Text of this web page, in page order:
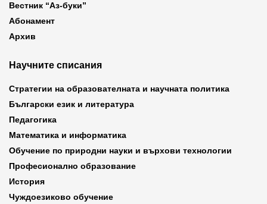
Вестник “Аз-буки”
Абонамент
Архив
Научните списания
Стратегии на образователната и научната политика
Български език и литература
Педагогика
Математика и информатика
Обучение по природни науки и върхови технологии
Професионално образование
История
Чуждоезиково обучение